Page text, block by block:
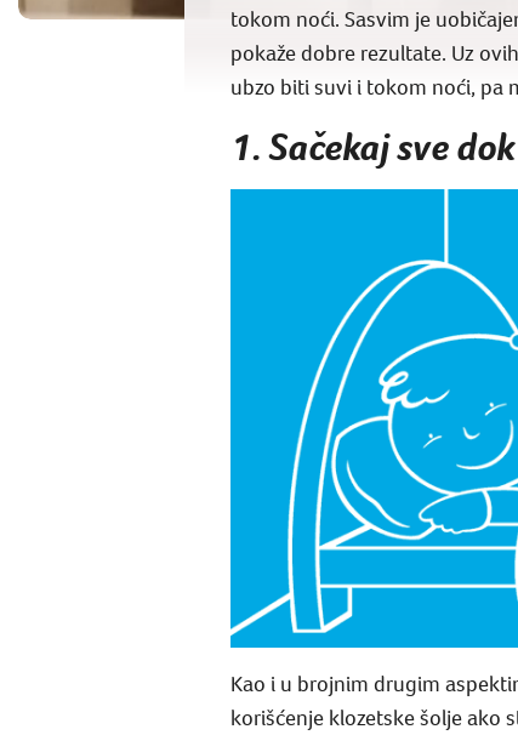
tokom noći. Sasvim je
pokaže dobre rezultate. Uz
ubzo biti suvi i tokom noći, pa
1. Sačekaj sve
Kao i u brojnim drugim
korišćenje klozetske šolje ako